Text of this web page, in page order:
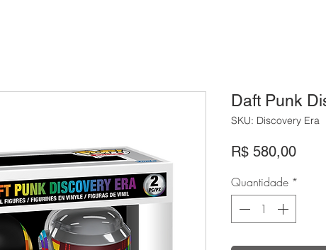
Daft Punk
SKU: Discovery Era
R$ 580,00Preço
Quantidade *